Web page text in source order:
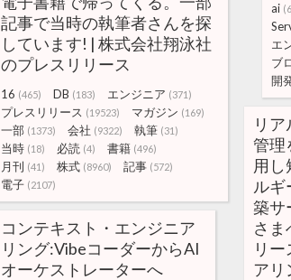
ai
エ
ブ
開
記事で当時の執筆者さんを探
しています! | 株式会社翔泳社
のプレスリリース
16 (465) DB (183) エンジニア (371)
プレスリリース (19523) マガジン (169)
一部 (1373) 会社 (9322) 執筆 (31)
当時 (18) 必読 (4) 書籍 (496)
月刊 (41) 株式 (8960) 記事 (572)
電子 (2107)
リ
管理
用し
ル
築サ
さま
リ
アリ
コンテキスト・エンジニア
リング:VibeコーダーからAI
オーケストレーターへ